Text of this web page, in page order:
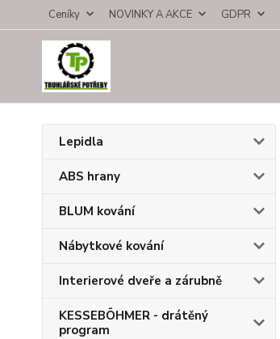
Ceníky NOVINKY A AKCE GDPR
Lepidla
ABS hrany
BLUM kování
Nábytkové kování
Interierové dveře a zárubně
KESSEBÖHMER - drátěný
program